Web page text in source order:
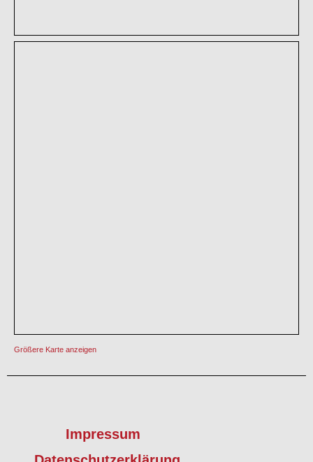
Größere Karte anzeigen
Impressum